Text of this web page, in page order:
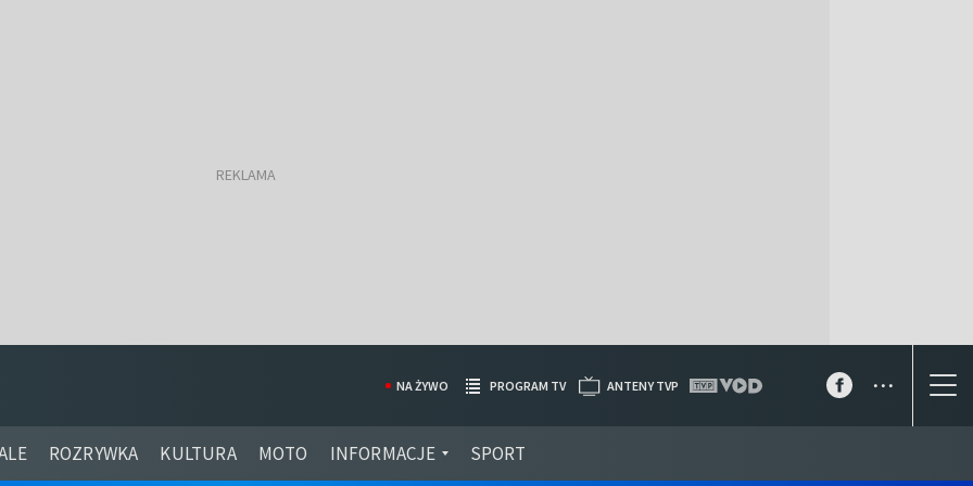
ROZRYWKA KULTURA MOTO INFORMACJE SPORT
NA ŻYWO PROGRAM TV ANTENY TVP ...